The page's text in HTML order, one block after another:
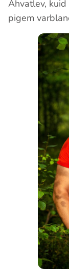
Ahvatlev,
pigem